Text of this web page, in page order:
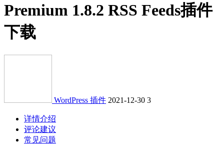
Premium 1.8.2 RSS Feeds插件
下载
WordPress 插件 2021-12-30 3
详情介绍
评论建议
常见问题